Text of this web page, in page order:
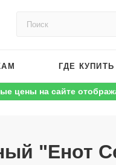
ГДЕ КУПИТЬ
цены на сайте
"Енот